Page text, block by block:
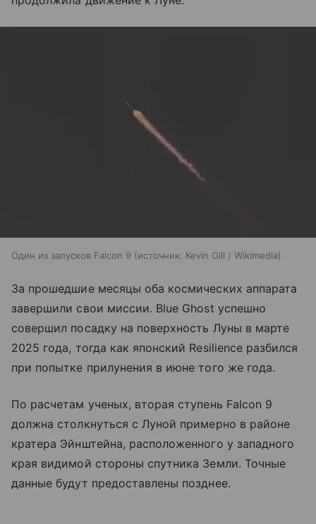
Один из запусков Falcon 9 источник: Kevin Gill / Wikimedia
За прошедшие месяцы оба космических аппарата
завершили свои миссии. Blue Ghost успешно
совершил посадку на поверхность Луны в марте
2025 года, тогда как японский Resilience разбился
при попытке прилунения в июне того же года.
По расчетам ученых, вторая ступень Falcon 9
должна столкнуться с Луной примерно в районе
кратера Эйнштейна, расположенного у западного
края видимой стороны спутника Земли. Точные
данные будут предоставлены позднее.